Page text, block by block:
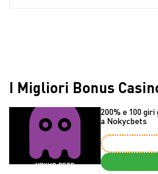
I Migliori Bonus
200% e 100
a Nokycbets